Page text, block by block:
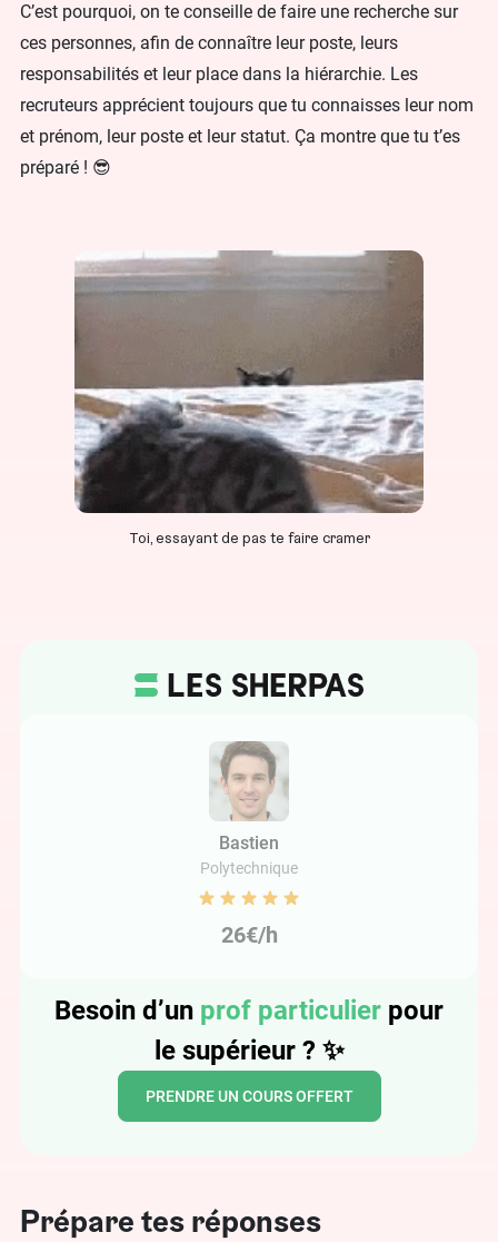
C’est pourquoi, on te conseille de faire une recherche sur
ces personnes, afin de connaître leur poste, leurs
responsabilités et leur place dans la hiérarchie. Les
recruteurs apprécient toujours que tu connaisses leur nom
et prénom, leur poste et leur statut. Ça montre que tu t’es
préparé ! 😎
Toi, essayant de pas te faire cramer
Bastien
Polytechnique
26€/h
Besoin d’un prof particulier pour
le supérieur ? ✨
PRENDRE UN COURS OFFERT
Prépare tes réponses